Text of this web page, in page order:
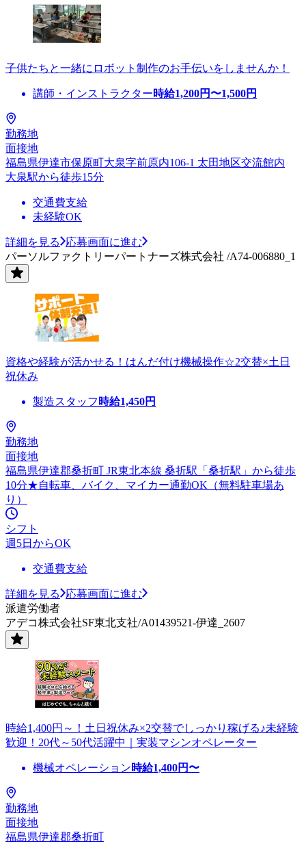
子供たちと一緒にロボット制作のお手伝いをしませんか！
講師・インストラクター時給1,200円〜1,500円
勤務地
面接地
福島県伊達市保原町大泉字前原内106-1 太田地区交流館内
大泉駅から徒歩15分
交通費支給
未経験OK
詳細を見る
応募画面に進む
パーソルファクトリーパートナーズ株式会社 /A74-006880_1
資格や経験が活かせる！はんだ付け機械操作☆2交替×土日
祝休み
製造スタッフ 時給1,450円
勤務地
面接地
福島県伊達郡桑折町 JR東北本線 桑折駅「桑折駅」から徒歩
10分★自転車、バイク、マイカー通勤OK（無料駐車場あ
り）
シフト
週5日からOK
交通費支給
詳細を見る
応募画面に進む
派遣労働者
アデコ株式会社SF東北支社/A01439521-伊達_2607
時給1,400円～！土日祝休み×2交替でしっかり稼げる♪未経験
歓迎！20代～50代活躍中｜実装マシンオペレーター
機械オペレーション時給1,400円〜
勤務地
面接地
福島県伊達郡桑折町